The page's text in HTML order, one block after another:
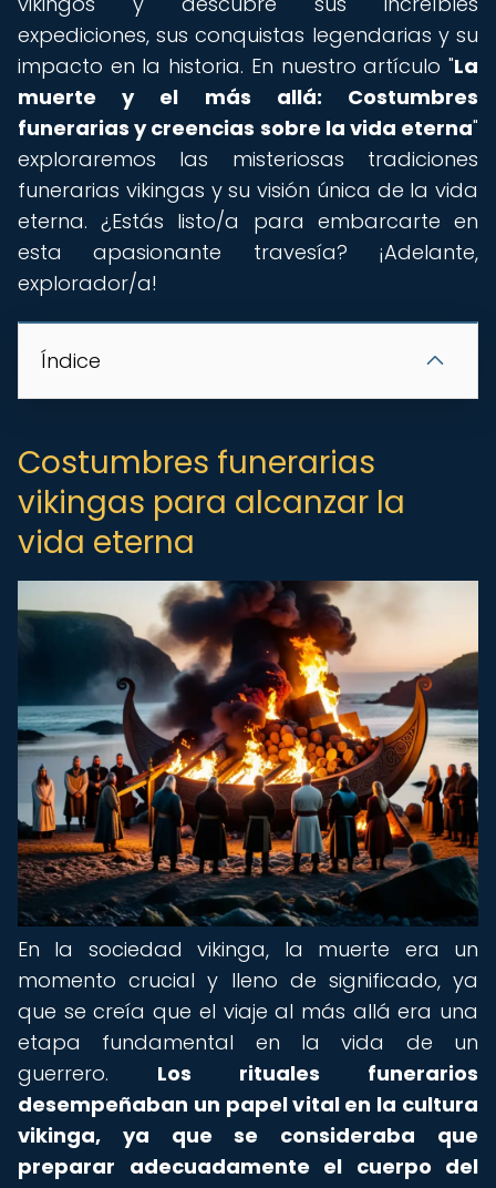
expediciones, sus conquistas legendarias y su
impacto en la historia. En nuestro artículo "La
muerte y el más allá: Costumbres
funerarias y creencias sobre la vida eterna"
exploraremos las misteriosas tradiciones
funerarias vikingas y su visión única de la vida
eterna. ¿Estás listo/a para embarcarte en
esta apasionante travesía? ¡Adelante,
explorador/a!
Índice
Costumbres funerarias
vikingas para alcanzar la
vida eterna
En la sociedad vikinga, la muerte era un
momento crucial y lleno de significado, ya
que se creía que el viaje al más allá era una
etapa fundamental en la vida de un
guerrero. Los rituales funerarios
desempeñaban un papel vital en la cultura
vikinga, ya que se consideraba que
preparar adecuadamente el cuerpo del